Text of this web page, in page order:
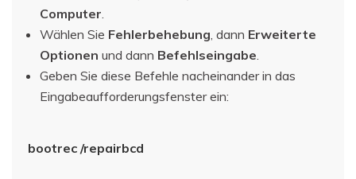
Computer
Wählen Sie Fehlerbehebung , dann Erweiterte
Optionen und dann Befehlseingabe
Geben Sie diese Befehle nacheinander in das
Eingabeaufforderungsfenster ein:
bootrec /repairbcd